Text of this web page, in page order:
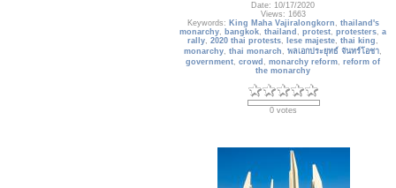
Date: 10/17/2020
Views: 1663
Keywords: King Maha Vajiralongkorn , thailand's
monarchy, bangkok,thailand ,protest,protesters,a
rally,2020 thai protests, lese majeste,thai king ,
monarchy,thai monarch ,พลเอกประยุทธ์ จันทร์โอชา,
government,crowd ,monarchy reform,reform of
the monarchy
0 votes